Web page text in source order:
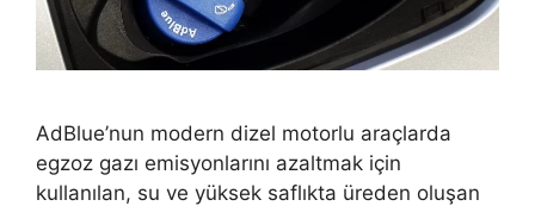
AdBlue’nun modern dizel motorlu araçlarda
egzoz gazı emisyonlarını azaltmak için
kullanılan, su ve yüksek saflıkta üreden oluşan